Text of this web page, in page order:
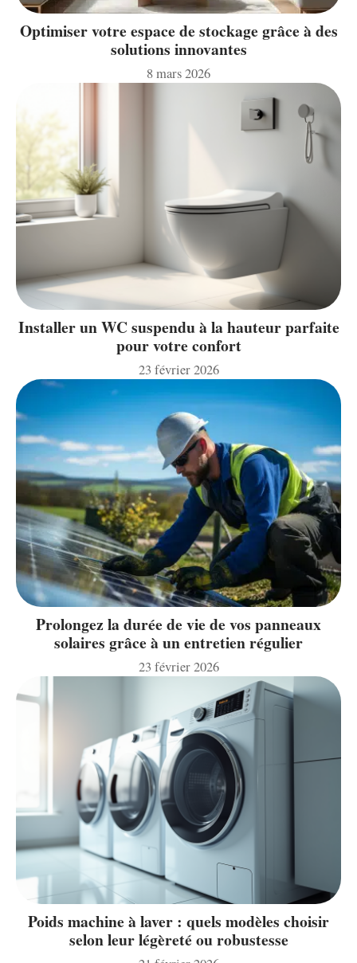
Optimiser votre espace de stockage grâce à des
solutions innovantes
8 mars 2026
Installer un WC suspendu à la hauteur parfaite
pour votre confort
23 février 2026
Prolongez la durée de vie de vos panneaux
solaires grâce à un entretien régulier
23 février 2026
Poids machine à laver : quels modèles choisir
selon leur légèreté ou robustesse